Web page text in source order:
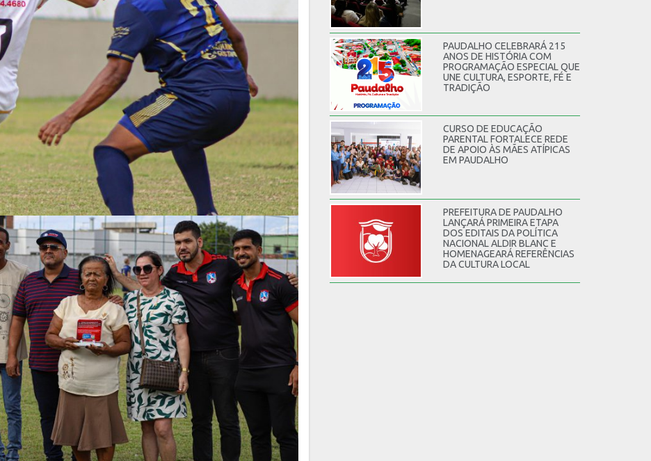
PAUDALHO CELEBRARÁ 215
ANOS DE HISTÓRIA COM
PROGRAMAÇÃO ESPECIAL QUE
UNE CULTURA, ESPORTE, FÉ E
TRADIÇÃO
CURSO DE EDUCAÇÃO
PARENTAL FORTALECE REDE
DE APOIO ÀS MÃES ATÍPICAS
EM PAUDALHO
PREFEITURA DE PAUDALHO
LANÇARÁ PRIMEIRA ETAPA
DOS EDITAIS DA POLÍTICA
NACIONAL ALDIR BLANC E
HOMENAGEARÁ REFERÊNCIAS
DA CULTURA LOCAL